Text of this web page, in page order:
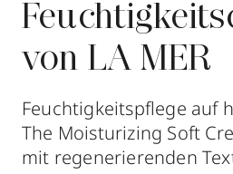
von LA MER
Feuchtigkeitspflege auf
The Moisturizing Soft
mit regenerierenden